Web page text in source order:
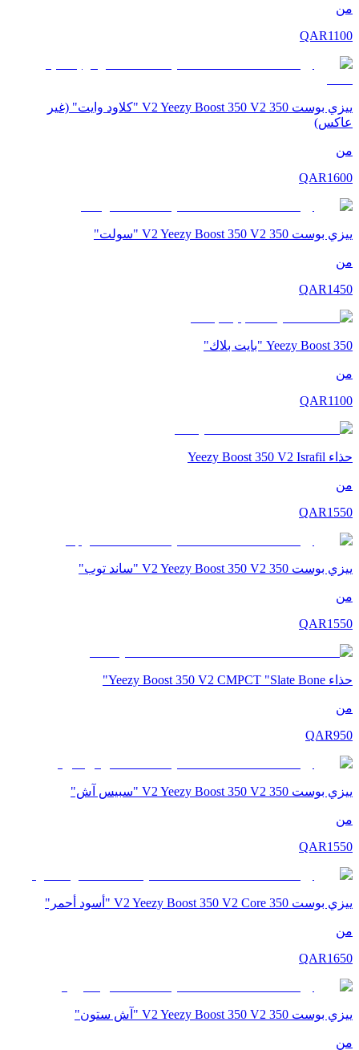
من
QAR1100
ييزي بوست 350 V2 Yeezy Boost 350 V2 "كلاود وايت" (غير
عاكس)
من
QAR1600
ييزي بوست 350 V2 Yeezy Boost 350 V2 "سولت"
من
QAR1450
Yeezy Boost 350 "بايت بلاك"
من
QAR1100
حذاء Yeezy Boost 350 V2 Israfil
من
QAR1550
ييزي بوست 350 V2 Yeezy Boost 350 V2 "ساند توب"
من
QAR1550
حذاء Yeezy Boost 350 V2 CMPCT "Slate Bone"
من
QAR950
ييزي بوست 350 V2 Yeezy Boost 350 V2 "سبيس آش"
من
QAR1550
ييزي بوست 350 V2 Yeezy Boost 350 V2 Core "أسود أحمر"
من
QAR1650
ييزي بوست 350 V2 Yeezy Boost 350 V2 "آش ستون"
من